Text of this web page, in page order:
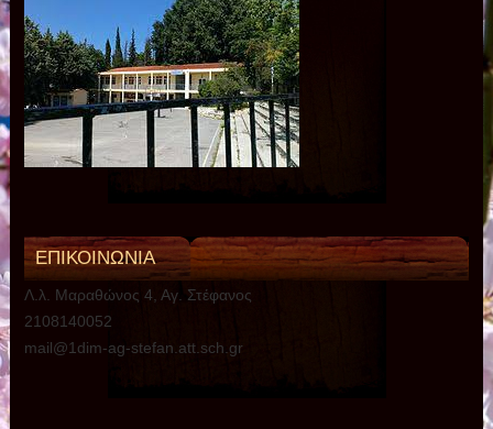
ΕΠΙΚΟΙΝΩΝΙΑ
Λ.λ. Μαραθώνος 4, Αγ. Στέφανος
2108140052
mail@1dim-ag-stefan.att.sch.gr